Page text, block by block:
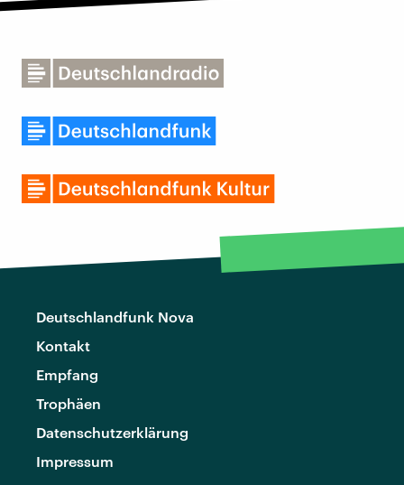
Deutschlandfunk Nova
Kontakt
Empfang
Trophäen
Datenschutzerklärung
Impressum